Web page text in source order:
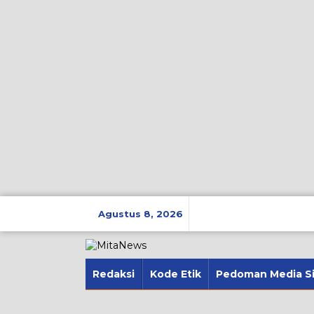
Agustus 8, 2026
Redaksi Kode Etik Pedoman Media